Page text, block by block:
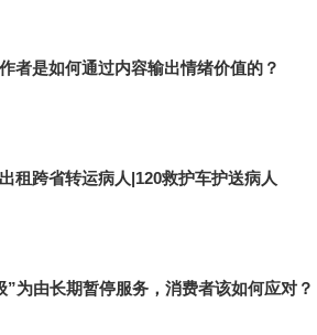
者是如何通过内容输出情绪价值的？
租跨省转运病人|120救护车护送病人
”为由长期暂停服务，消费者该如何应对？